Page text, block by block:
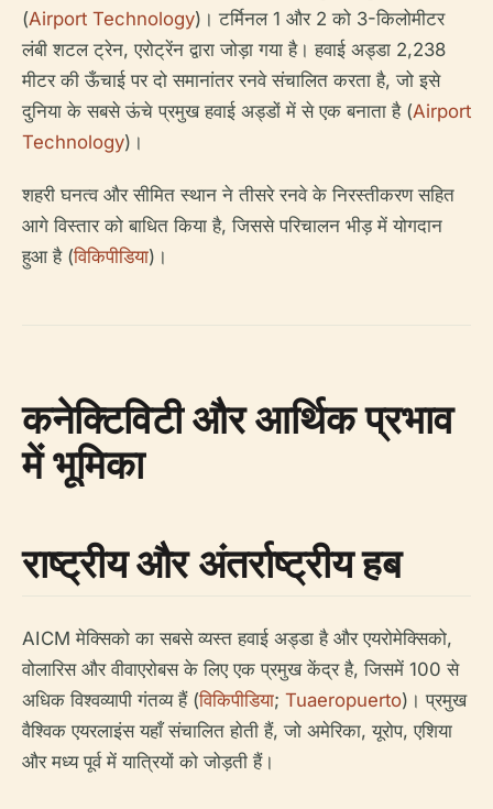
(Airport Technology)। टर्मिनल 1 और 2 को 3-किलोमीटर
लंबी शटल ट्रेन, एरोट्रेंन द्वारा जोड़ा गया है। हवाई अड्डा 2,238
मीटर की ऊँचाई पर दो समानांतर रनवे संचालित करता है, जो इसे
दुनिया के सबसे ऊंचे प्रमुख हवाई अड्डों में से एक बनाता है (Airport
Technology)।
शहरी घनत्व और सीमित स्थान ने तीसरे रनवे के निरस्तीकरण सहित
आगे विस्तार को बाधित किया है, जिससे परिचालन भीड़ में योगदान
हुआ है (विकिपीडिया)।
कनेक्टिविटी और आर्थिक प्रभाव
में भूमिका
राष्ट्रीय और अंतर्राष्ट्रीय हब
AICM मेक्सिको का सबसे व्यस्त हवाई अड्डा है और एयरोमेक्सिको,
वोलारिस और वीवाएरोबस के लिए एक प्रमुख केंद्र है, जिसमें 100 से
अधिक विश्वव्यापी गंतव्य हैं (विकिपीडिया; Tuaeropuerto)। प्रमुख
वैश्विक एयरलाइंस यहाँ संचालित होती हैं, जो अमेरिका, यूरोप, एशिया
और मध्य पूर्व में यात्रियों को जोड़ती हैं।